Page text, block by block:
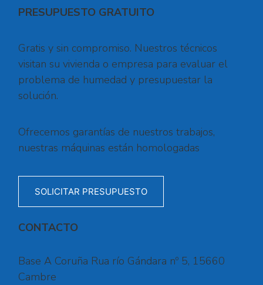
PRESUPUESTO GRATUITO
Gratis y sin compromiso. Nuestros técnicos
visitan su vivienda o empresa para evaluar el
problema de humedad y presupuestar la
solución.
Ofrecemos garantías de nuestros trabajos,
nuestras máquinas están homologadas
SOLICITAR PRESUPUESTO
CONTACTO
Base A Coruña Rua río Gándara nº 5, 15660
Cambre